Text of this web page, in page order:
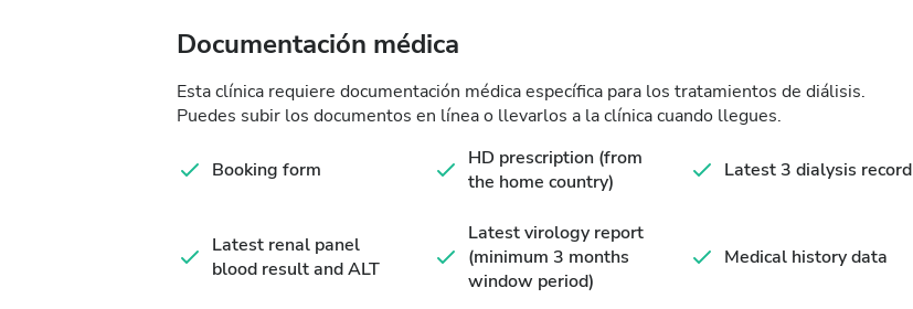
Documentación médica
Esta clínica requiere documentación médica específica para los tratamientos de diálisis.
Puedes subir los documentos en línea o llevarlos a la clínica cuando llegues.
Booking form
HD prescription (from
the home country)
Latest 3 dialysis record
Latest renal panel
blood result and ALT
Latest virology report
(minimum 3 months
window period)
Medical history data